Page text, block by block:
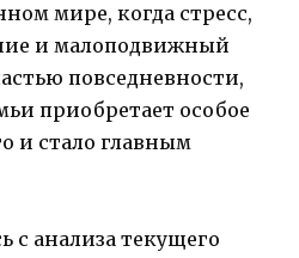
мире, когда стресс,
и малоподвижный
повседневности,
приобретает особое
и стало главным
с анализа текущего